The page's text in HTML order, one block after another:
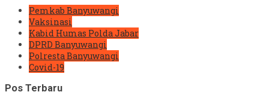
Pemkab Banyuwangi
Vaksinasi
Kabid Humas Polda Jabar
DPRD Banyuwangi
Polresta Banyuwangi
Covid-19
Pos Terbaru